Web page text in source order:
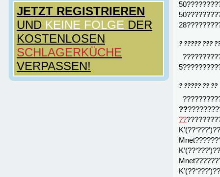
JETZT REGISTRIEREN
UND KEINE FOLGE DER
KOSTENLOSEN
SCHLAGERKÜCHE
VERPASSEN!
? ????? ???
? ????? ?? ??
??
??